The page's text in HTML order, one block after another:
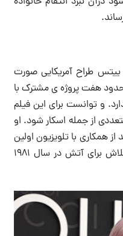
طراح آمریکایی صورت
تا به حال حدود هفت پروژه ی مشترک با
و توانست برای این فیلم
متعددی از جمله اسکار شود. او
همکاری با تلویزیون اولین
حضور خودش را در سینما با فیلم تلاش برای آتش در سال ۱۹۸۱